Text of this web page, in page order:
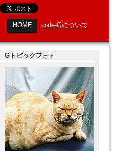
code-Gについて
HOME
Gトピックフォト